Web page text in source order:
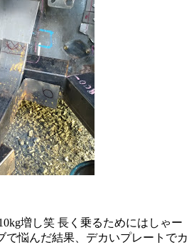
増し笑 長く乗るためにはしゃー
で悩んだ結果、デカいプレートでカ